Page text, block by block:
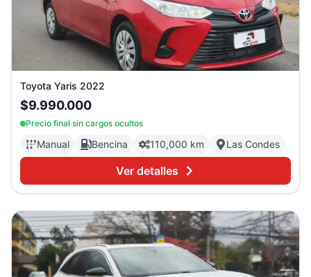
Toyota Yaris 2022
$9.990.000
Precio final sin cargos ocultos
Manual Bencina 110,000 km Las Condes
Ver detalles